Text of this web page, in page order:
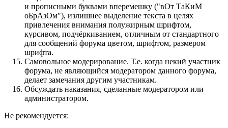
и прописными буквами вперемешку ("вОт ТаКиМ
оБрАзОм"), излишнее выделение текста в целях
привлечения внимания полужирным шрифтом,
курсивом, подчёркиванием, отличным от стандартного
для сообщений форума цветом, шрифтом, размером
шрифта.
Самовольное модерирование. Т.е. когда некий участник
форума, не являющийся модератором данного форума,
делает замечания другим участникам.
Обсуждать наказания, сделанные модератором или
администратором.
Не рекомендуется: